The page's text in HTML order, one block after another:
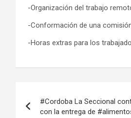
-Organización del trabajo
-Conformación de una
-Horas extras para los
de
#Cordoba La Seccional
con la entrega de